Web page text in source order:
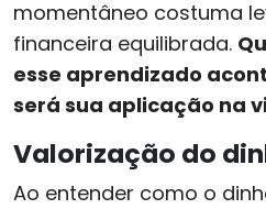
momentâneo costuma
financeira equilibrada.
esse aprendizado
será sua aplicação na
Valorização do
Ao entender como o